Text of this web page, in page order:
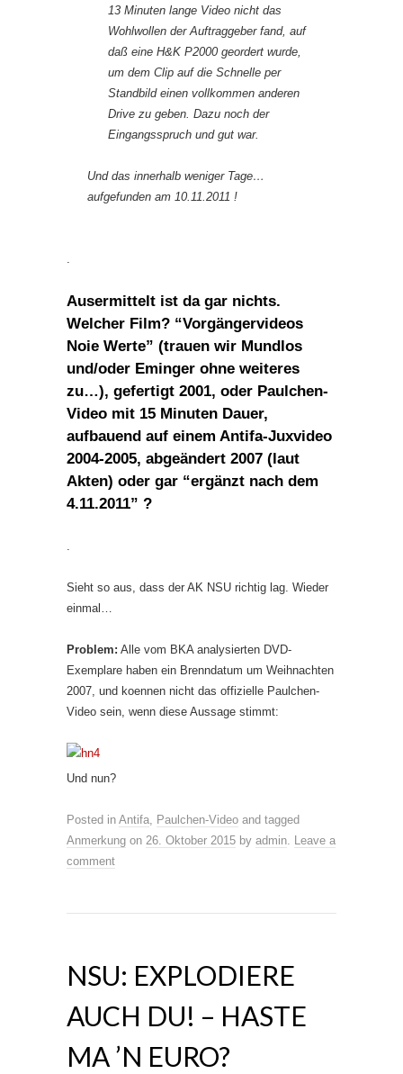
13 Minuten lange Video nicht das
Wohlwollen der Auftraggeber fand, auf
daß eine H&K P2000 geordert wurde,
um dem Clip auf die Schnelle per
Standbild einen vollkommen anderen
Drive zu geben. Dazu noch der
Eingangsspruch und gut war.
Und das innerhalb weniger Tage…
aufgefunden am 10.11.2011 !
.
Ausermittelt ist da gar nichts.
Welcher Film? “Vorgängervideos
Noie Werte” (trauen wir Mundlos
und/oder Eminger ohne weiteres
zu…), gefertigt 2001, oder Paulchen-
Video mit 15 Minuten Dauer,
aufbauend auf einem Antifa-Juxvideo
2004-2005, abgeändert 2007 (laut
Akten) oder gar “ergänzt nach dem
4.11.2011” ?
.
Sieht so aus, dass der AK NSU richtig lag. Wieder
einmal…
Problem: Alle vom BKA analysierten DVD-
Exemplare haben ein Brenndatum um Weihnachten
2007, und koennen nicht das offizielle Paulchen-
Video sein, wenn diese Aussage stimmt:
Und nun?
Posted in Antifa, Paulchen-Video and tagged
Anmerkung on 26. Oktober 2015 by admin. Leave a
comment
NSU: EXPLODIERE
AUCH DU! – HASTE
MA ’N EURO?